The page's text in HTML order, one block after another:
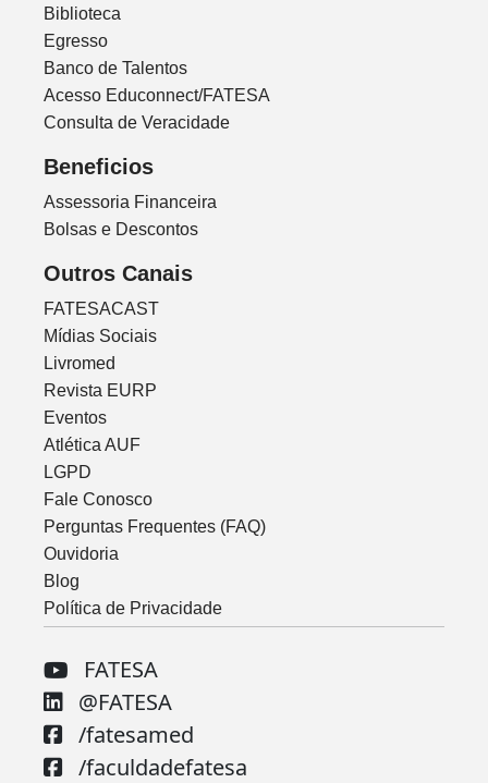
Biblioteca
Egresso
Banco de Talentos
Acesso Educonnect/FATESA
Consulta de Veracidade
Beneficios
Assessoria Financeira
Bolsas e Descontos
Outros Canais
FATESACAST
Mídias Sociais
Livromed
Revista EURP
Eventos
Atlética AUF
LGPD
Fale Conosco
Perguntas Frequentes (FAQ)
Ouvidoria
Blog
Política de Privacidade
FATESA
@FATESA
/fatesamed
/faculdadefatesa